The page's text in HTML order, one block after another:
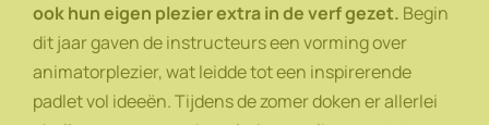
ook hun eigen plezier extra in de verf gezet. Begin
dit jaar gaven de instructeurs een vorming over
animatorplezier, wat leidde tot een inspirerende
padlet vol ideeën. Tijdens de zomer doken er allerlei